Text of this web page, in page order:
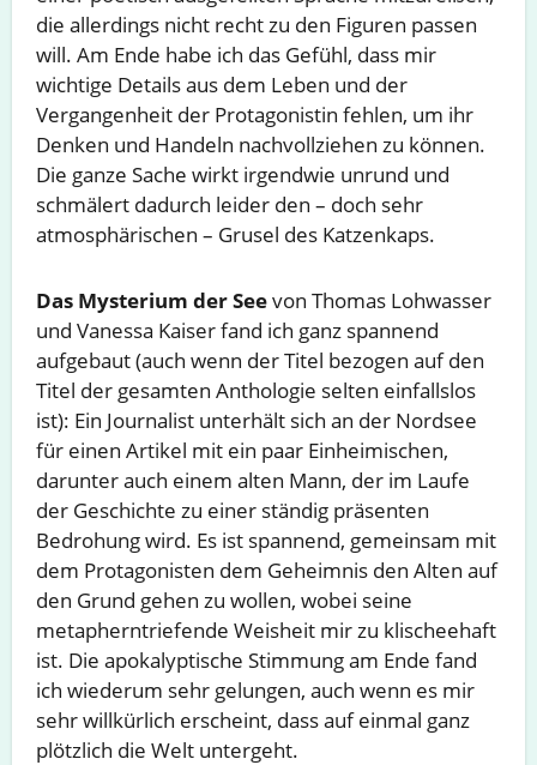
die allerdings nicht recht zu den Figuren passen
will. Am Ende habe ich das Gefühl, dass mir
wichtige Details aus dem Leben und der
Vergangenheit der Protagonistin fehlen, um ihr
Denken und Handeln nachvollziehen zu können.
Die ganze Sache wirkt irgendwie unrund und
schmälert dadurch leider den – doch sehr
atmosphärischen – Grusel des Katzenkaps.
Das Mysterium der Seevon Thomas Lohwasser
und Vanessa Kaiser fand ich ganz spannend
aufgebaut (auch wenn der Titel bezogen auf den
Titel der gesamten Anthologie selten einfallslos
ist): Ein Journalist unterhält sich an der Nordsee
für einen Artikel mit ein paar Einheimischen,
darunter auch einem alten Mann, der im Laufe
der Geschichte zu einer ständig präsenten
Bedrohung wird. Es ist spannend, gemeinsam mit
dem Protagonisten dem Geheimnis den Alten auf
den Grund gehen zu wollen, wobei seine
metapherntriefende Weisheit mir zu klischeehaft
ist. Die apokalyptische Stimmung am Ende fand
ich wiederum sehr gelungen, auch wenn es mir
sehr willkürlich erscheint, dass auf einmal ganz
plötzlich die Welt untergeht.